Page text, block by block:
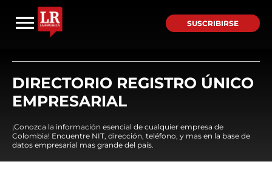
SUSCRIBIRSE
DIRECTORIO REGISTRO ÚNICO
EMPRESARIAL
¡Conozca la información esencial de cualquier empresa de
Colombia! Encuentre NIT, dirección, teléfono, y mas en la base de
datos empresarial mas grande del país.